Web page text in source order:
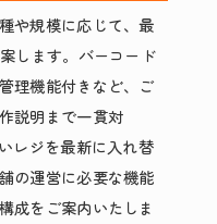
や規模に応じて、最
します。バーコード
理機能付きなど、ご
説明まで一貫対
レジを最新に入れ替
の運営に必要な機能
成をご案内いたしま